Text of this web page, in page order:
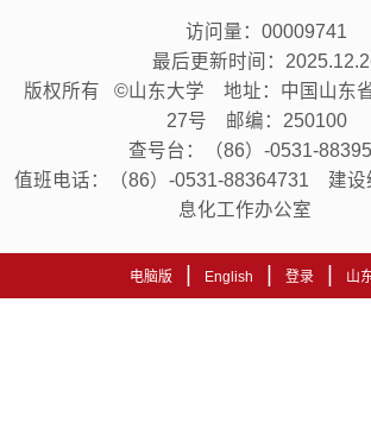
访问量： 00009741
最后更新时间： 2025.12.
版权所有 ©山东大学 地址：中国山东
27号 邮编：250100
查号台：（86）-0531-
值班电话：（86）-0531-88364731 建设
息化工作办公室
电脑版 English 登录 山